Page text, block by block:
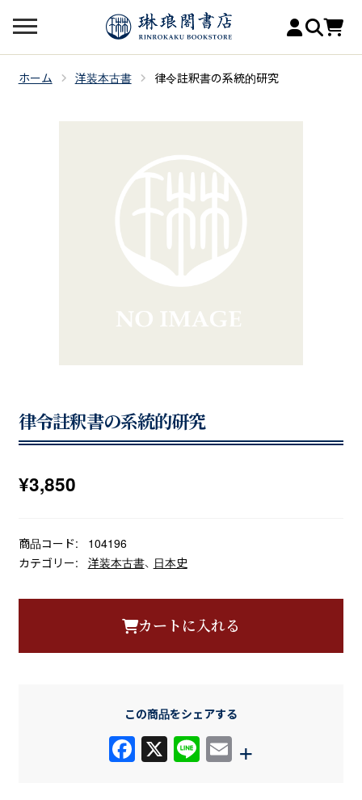
ホーム 洋装本古書 律令註釈書の系統的研究
律令註釈書の系統的研究
¥3,850
商品コード:
104196
カテゴリー:
洋装本古書、 日本史
カートに入れる
この商品をシェアする
F X Li E
+